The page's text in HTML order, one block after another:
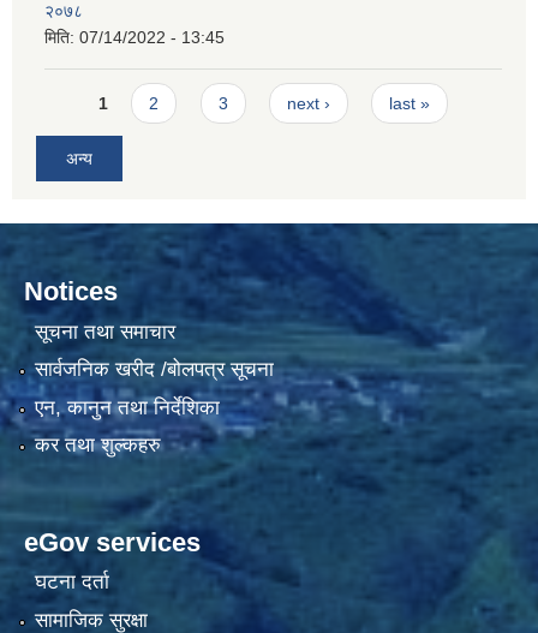
२०७८
मिति: 07/14/2022 - 13:45
Pages
1 2 3 next › last »
अन्य
Notices
सूचना तथा समाचार
सार्वजनिक खरीद /बोलपत्र सूचना
एन, कानुन तथा निर्देशिका
कर तथा शुल्कहरु
eGov services
घटना दर्ता
सामाजिक सुरक्षा